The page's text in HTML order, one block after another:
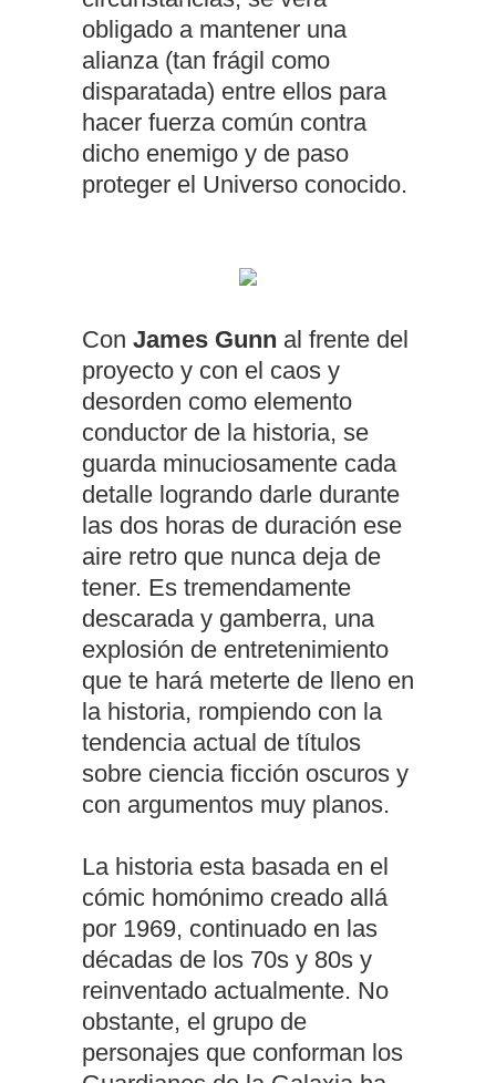
obligado a mantener una
alianza (tan frágil como
disparatada) entre ellos para
hacer fuerza común contra
dicho enemigo y de paso
proteger el Universo conocido.
Con James Gunn al frente del
proyecto y con el caos y
desorden como elemento
conductor de la historia, se
guarda minuciosamente cada
detalle logrando darle durante
las dos horas de duración ese
aire retro que nunca deja de
tener. Es tremendamente
descarada y gamberra, una
explosión de entretenimiento
que te hará meterte de lleno en
la historia, rompiendo con la
tendencia actual de títulos
sobre ciencia ficción oscuros y
con argumentos muy planos.
La historia esta basada en el
cómic homónimo creado allá
por 1969, continuado en las
décadas de los 70s y 80s y
reinventado actualmente. No
obstante, el grupo de
personajes que conforman los